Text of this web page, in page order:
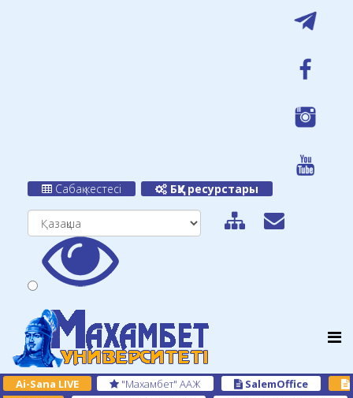
Сабақ кестесі БҚУ ресурстары
Ai-Sana LIVE "Махамбет" ААЖ
SalemOffice